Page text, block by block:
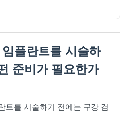
플란트를 시술하
준비가 필요한가
트를 시술하기 전에는 구강 검